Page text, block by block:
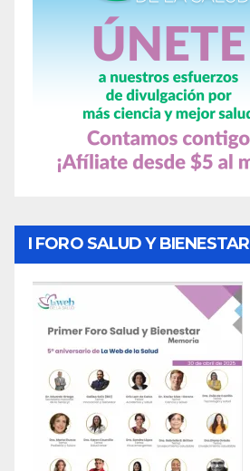
I FORO SALUD Y BIENESTAR